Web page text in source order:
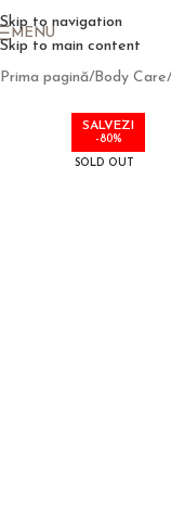
Skip to navigation
Skip to main content
MENU
Prima pagină Body Care
-80%
SOLD OUT